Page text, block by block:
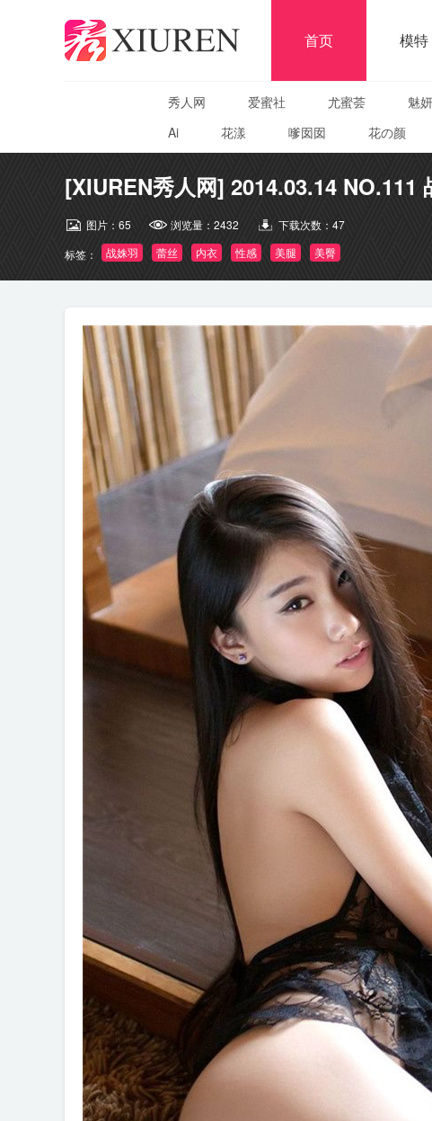
首页 模特
秀人网 爱蜜社 尤蜜荟 魅
Ai
花漾 嗲囡囡 花の颜
[XIUREN秀人网] 2014.03.14 NO.111
图片： 65 浏览量： 2432 下载次数： 47
标签：
战姝羽 蕾丝 内衣 性感 美腿 美臀